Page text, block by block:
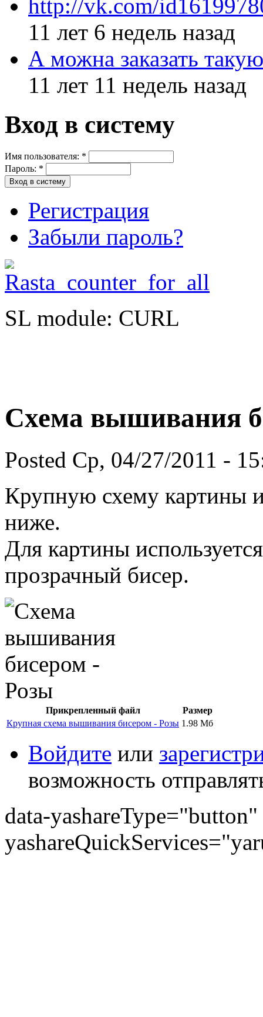
http://vk.com/
11 лет 6 недель назад
А можна заказать
11 лет 11 недель назад
Вход в систему
Имя пользователя: *
Пароль: *
Регистрация
Забыли пароль?
SL module: CURL
Схема вышивания
Posted Ср, 04/27/2011 -
Крупную схему картины
ниже.
Для картины
прозрачный бисер.
Прикрепленный файл
Размер
Крупная схема вышивания бисером - Розы 1.98 Мб
Войдите или
возможность
data-yashareType="button"